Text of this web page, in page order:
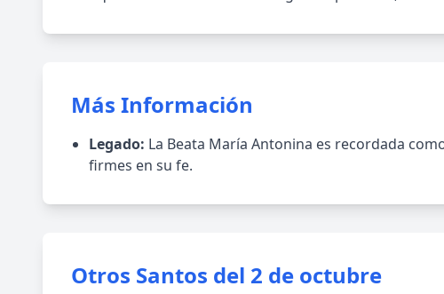
Más Información
Legado: La Beata María Antonina es recordada
firmes en su fe.
Otros Santos del 2 de octubre